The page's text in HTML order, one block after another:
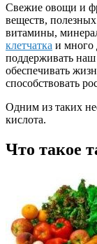
Свежие овощи и
веществ,
витамины,
клетчатка и много
поддерживать наш
обеспечивать
способствовать
Одним из таких
кислота.
Что такое